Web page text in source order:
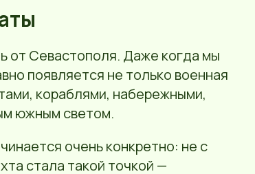
от Севастополя. Даже когда мы
появляется не только военная
кораблями, набережными,
южным светом.
очень конкретно: не с
стала такой точкой —